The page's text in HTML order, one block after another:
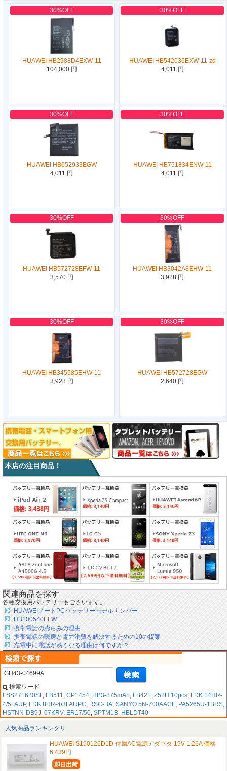
30%OFF
HUAWEI HB2988D4EXW-11
104,000 円
30%OFF
HUAWEI HB542636EXW-11-zd
4,011 円
30%OFF
HUAWEI HB652933EGW
4,011 円
30%OFF
HUAWEI HB751834ENW-11
4,011 円
30%OFF
HUAWEI HB572728EFW-11
3,570 円
30%OFF
HUAWEI HB3042A8EHW-11
3,928 円
30%OFF
HUAWEI HB345585EHW-11
3,928 円
30%OFF
HUAWEI HB572728EGW
2,640 円
本店の注目商品！
関連商品を探す
各種交換用バッテリーもございます。
HUAWEIノートPCバッテリーモデルナンバー
HB100540EFW
携帯電話の膨らみの理由
携帯電話の暖房と電力消費を解決するための10の提案
充電中に電話が熱くなる理由は何ですか？
検索ワード
LSS271620SF, FB511, CP1454, HB3-875mAh, FB421, Z52H 10pcs, FDK 14HR-
4/5FAUP, FDK 8HR-4/3FAUPC, RSC-BA, SANYO 5N-700AACL, PA5265U-1BRS,
HSTNN-DB9J, 07KRV, ER17/50, SPTM1B, HBLDT40
人気商品ランキングリ
HUAWEI S190126D1D 付属AC電源アダプタ 19V 1.26A 価格
6,439円